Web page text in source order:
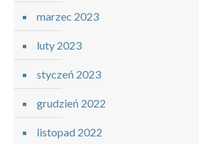
marzec 2023
luty 2023
styczeń 2023
grudzień 2022
listopad 2022